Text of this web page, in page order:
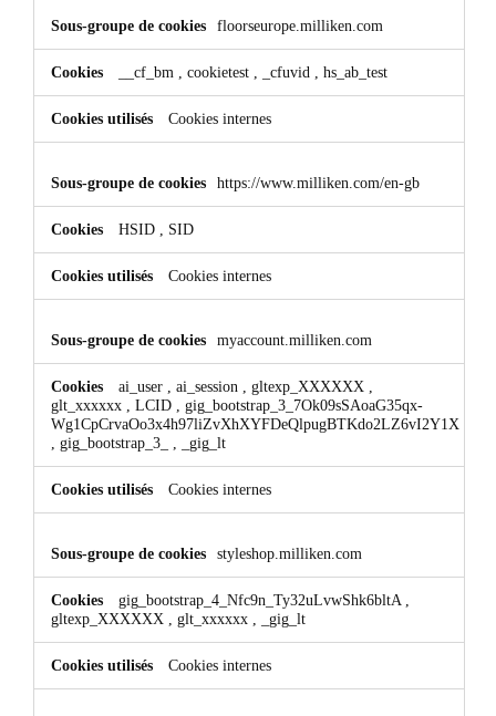
floorseurope.milliken.com
__cf_bm cookietest _cfuvid hs_ab_test
Cookies internes
https://www.milliken.com/en-gb
HSID SID
Cookies internes
myaccount.milliken.com
ai_user ai_session gltexp_XXXXXX
glt_xxxxxx
LCID
gig_bootstrap_3_7Ok09sSAoaG35qx-
Wg1CpCrvaOo3x4h97liZvXhXYFDeQlpugBTKdo2LZ6vI2Y1X
gig_bootstrap_3_ _gig_lt
Cookies internes
styleshop.milliken.com
gig_bootstrap_4_Nfc9n_Ty32uLvwShk6bltA
gltexp_XXXXXX
glt_xxxxxx _gig_lt
Cookies internes